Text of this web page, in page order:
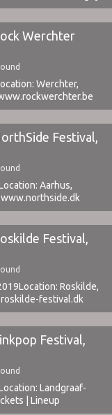
Εισιτηρίου: € 69
Line Up
System Of A Down,
Blink 182, more
Werchter
Werchter,
Festival,
Aarhus,
Festival,
Roskilde,
festival.dk
Festival,
Landgraaf-
| Lineup